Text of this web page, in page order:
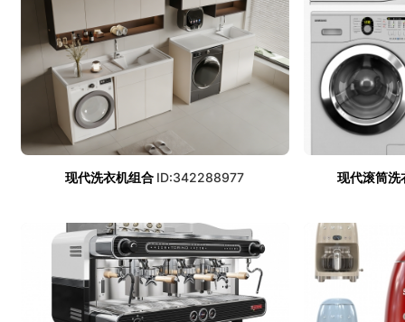
现代洗衣机组合 ID:342288977 现代滚筒洗